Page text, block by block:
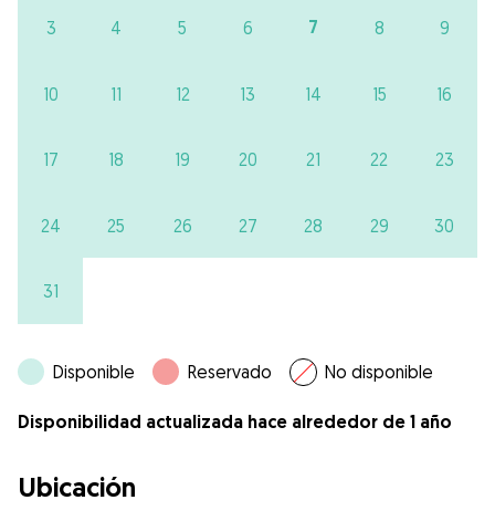
3 4 5 6 7 8 9
10 11 12 13 14 15 16
17 18 19 20 21 22 23
24 25 26 27 28 29 30
31
Disponible Reservado No disponible
Disponibilidad actualizada hace alrededor de 1 año
Ubicación